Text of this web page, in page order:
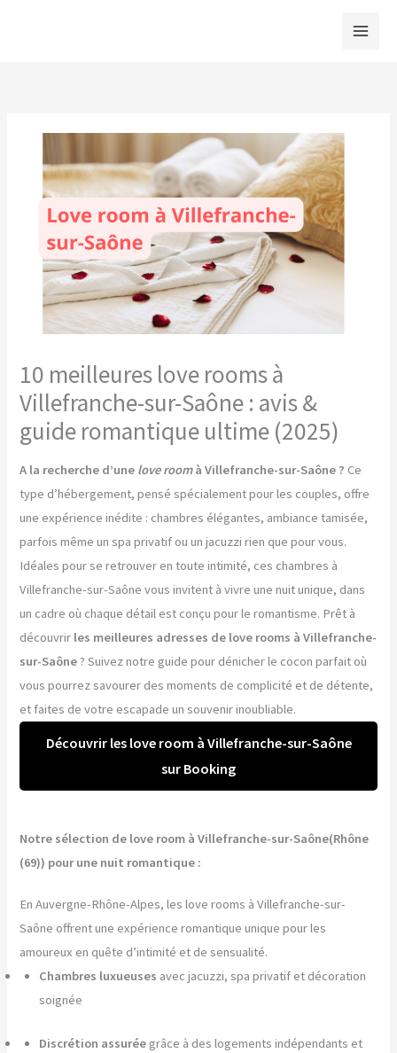
10 meilleures love rooms à
Villefranche-sur-Saône : avis &
guide romantique ultime (2025)
A la recherche d’une love roomà Villefranche-sur-Saône ? Ce
type d’hébergement, pensé spécialement pour les couples, offre
une expérience inédite : chambres élégantes, ambiance tamisée,
parfois même un spa privatif ou un jacuzzi rien que pour vous.
Idéales pour se retrouver en toute intimité, ces chambres à
Villefranche-sur-Saône vous invitent à vivre une nuit unique, dans
un cadre où chaque détail est conçu pour le romantisme. Prêt à
découvrir les meilleures adresses de love rooms à Villefranche-
sur-Saône? Suivez notre guide pour dénicher le cocon parfait où
vous pourrez savourer des moments de complicité et de détente,
et faites de votre escapade un souvenir inoubliable.
Découvrir les love room à Villefranche-sur-Saône
sur Booking
Notre sélection de love room à Villefranche-sur-Saône(Rhône
(69)) pour une nuit romantique :
En Auvergne-Rhône-Alpes, les love rooms à Villefranche-sur-
Saône offrent une expérience romantique unique pour les
amoureux en quête d’intimité et de sensualité.
Chambres luxueuses avec jacuzzi, spa privatif et décoration
soignée
Discrétion assurée grâce à des logements indépendants et